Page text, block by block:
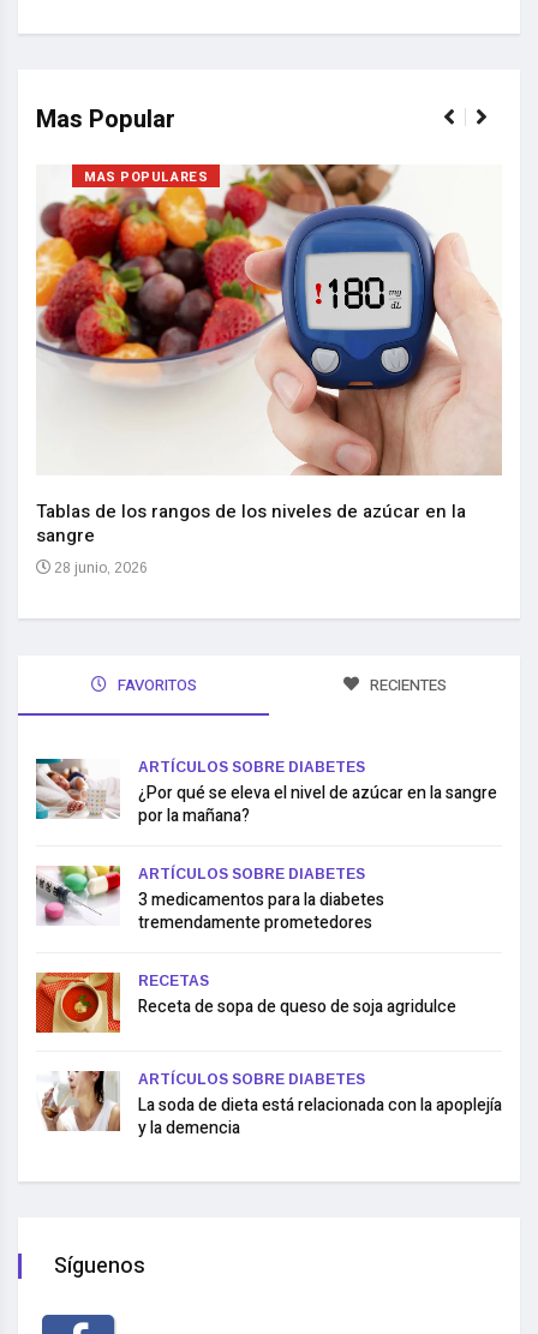
Mas Popular
MAS POPULARES
Tablas de los rangos de los niveles de azúcar en la
sangre
28 junio, 2026
FAVORITOS RECIENTES
ARTÍCULOS SOBRE DIABETES
¿Por qué se eleva el nivel de azúcar en la sangre
por la mañana?
ARTÍCULOS SOBRE DIABETES
3 medicamentos para la diabetes
tremendamente prometedores
RECETAS
Receta de sopa de queso de soja agridulce
ARTÍCULOS SOBRE DIABETES
La soda de dieta está relacionada con la apoplejía
y la demencia
Síguenos